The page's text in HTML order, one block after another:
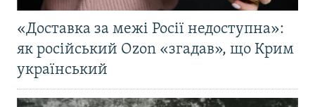
«Доставка за межі Росії недоступна»:
як російський Ozon «згадав», що Крим
український